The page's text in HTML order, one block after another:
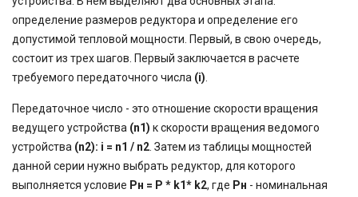
определение размеров редуктора и определение его
допустимой тепловой мощности. Первый, в свою очередь,
состоит из трех шагов. Первый заключается в расчете
требуемого передаточного числа (i)
Передаточное число - это отношение скорости вращения
ведущего устройства (n1) к скорости вращения ведомого
устройства (n2): i = n1 / n2 . Затем из таблицы мощностей
данной серии нужно выбрать редуктор, для которого
выполняется условие Рн = P * k1* k2, где Pн - номинальная